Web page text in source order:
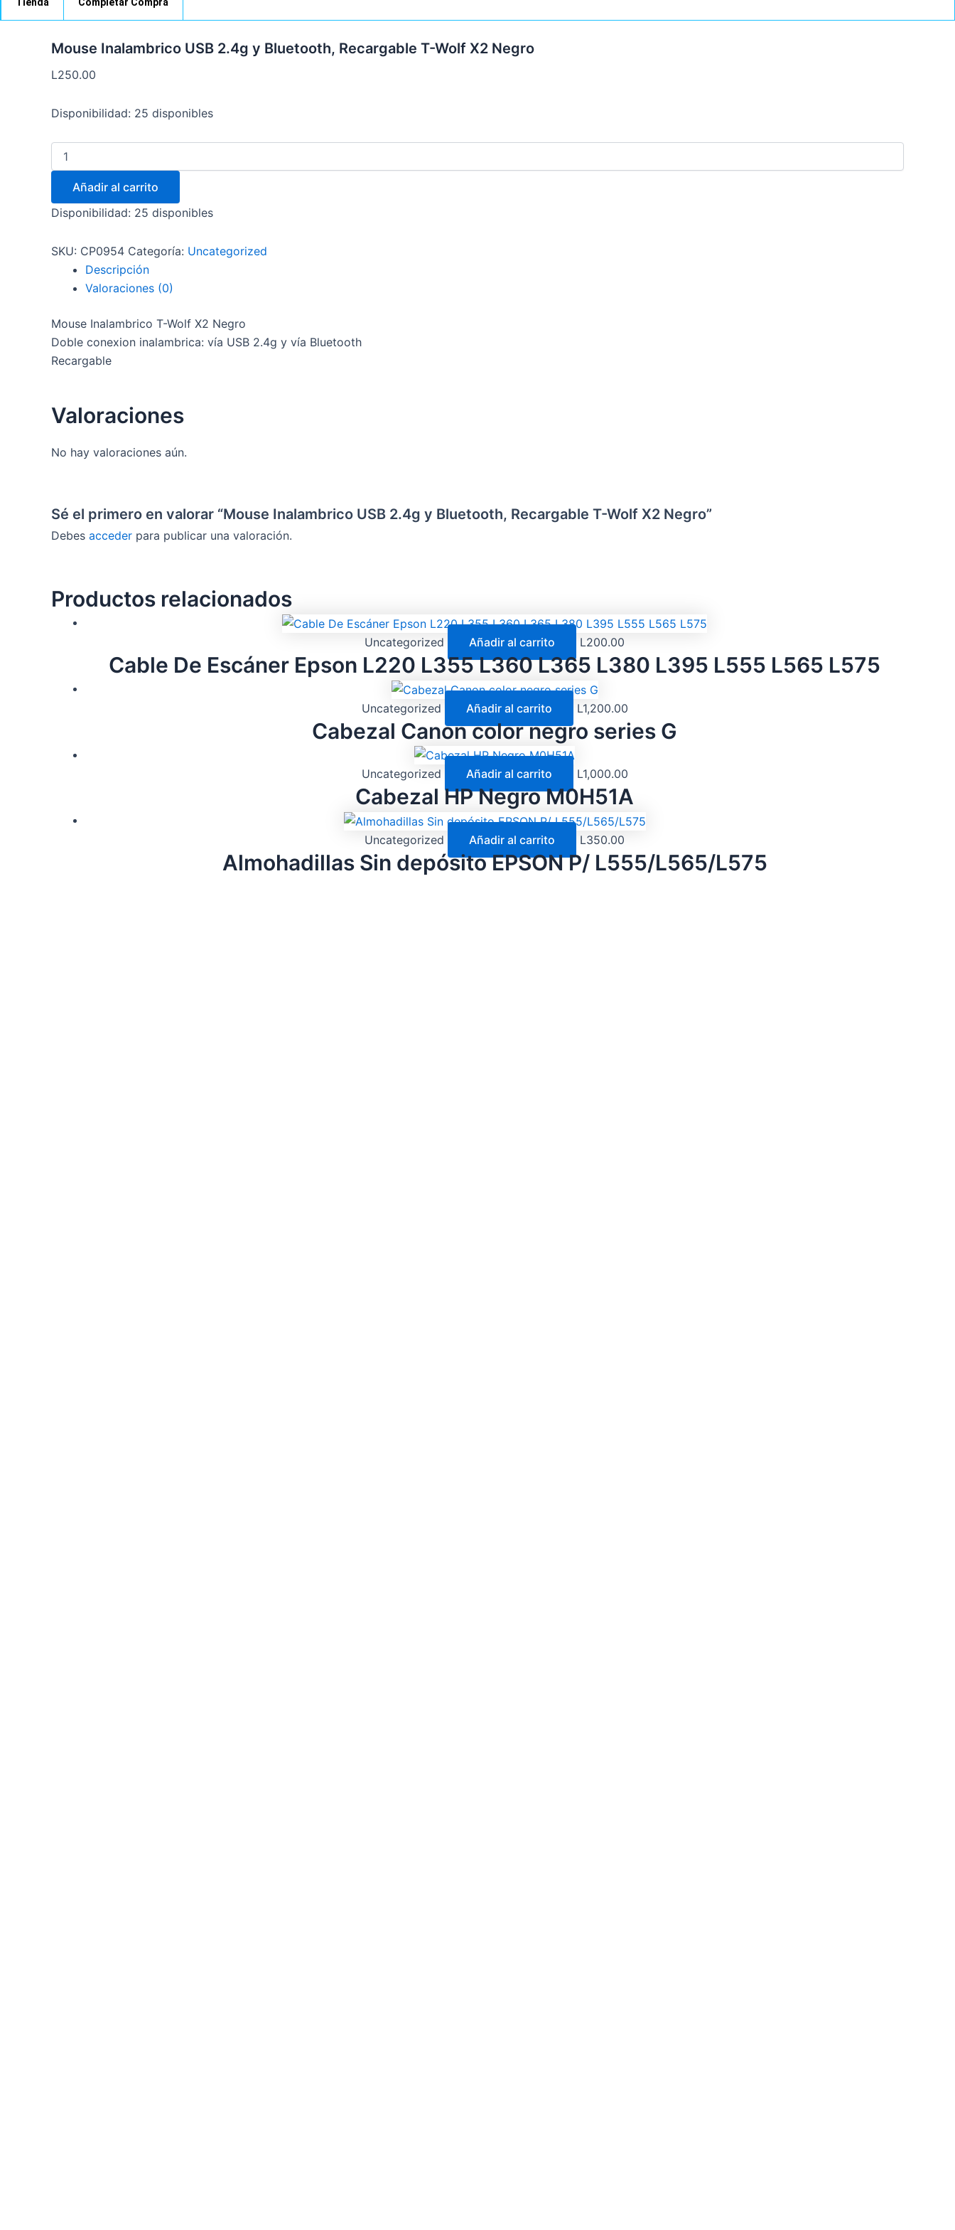
Mouse Inalambrico USB 2.4g y Bluetooth, Recargable T-Wolf X2 Negro
L250.00
Disponibilidad: 25 disponibles
Añadir al carrito
Disponibilidad: 25 disponibles
SKU: CP0954 Categoría: Uncategorized
Descripción
Valoraciones (0)
Mouse Inalambrico T-Wolf X2 Negro
Doble conexion inalambrica: vía USB 2.4g y vía Bluetooth
Recargable
Valoraciones
No hay valoraciones aún.
Sé el primero en valorar “Mouse Inalambrico USB 2.4g y Bluetooth, Recargable T-Wolf X2 Negro”
Debes acceder para publicar una valoración.
Productos relacionados
Uncategorized Añadir al carrito L200.00
Cable De Escáner Epson L220 L355 L360 L365 L380 L395 L555 L565 L575
Uncategorized Añadir al carrito L1,200.00
Cabezal Canon color negro series G
Uncategorized Añadir al carrito L1,000.00
Cabezal HP Negro M0H51A
Uncategorized Añadir al carrito L350.00
Almohadillas Sin depósito EPSON P/ L555/L565/L575